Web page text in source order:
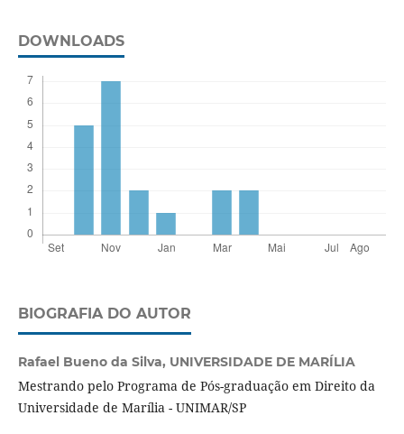
DOWNLOADS
BIOGRAFIA DO AUTOR
Rafael Bueno da Silva, UNIVERSIDADE DE MARÍLIA
Mestrando pelo Programa de Pós-graduação em Direito da
Universidade de Marília - UNIMAR/SP